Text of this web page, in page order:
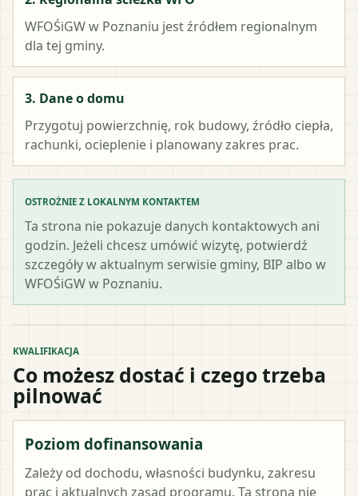
WFOŚiGW w Poznaniu jest źródłem regionalnym
dla tej gminy.
3. Dane o domu
Przygotuj powierzchnię, rok budowy, źródło ciepła,
rachunki, ocieplenie i planowany zakres prac.
OSTROŻNIE Z LOKALNYM KONTAKTEM
Ta strona nie pokazuje danych kontaktowych ani
godzin. Jeżeli chcesz umówić wizytę, potwierdź
szczegóły w aktualnym serwisie gminy, BIP albo w
WFOŚiGW w Poznaniu.
KWALIFIKACJA
Co możesz dostać i czego trzeba
pilnować
Poziom dofinansowania
Zależy od dochodu, własności budynku, zakresu
prac i aktualnych zasad programu. Ta strona nie